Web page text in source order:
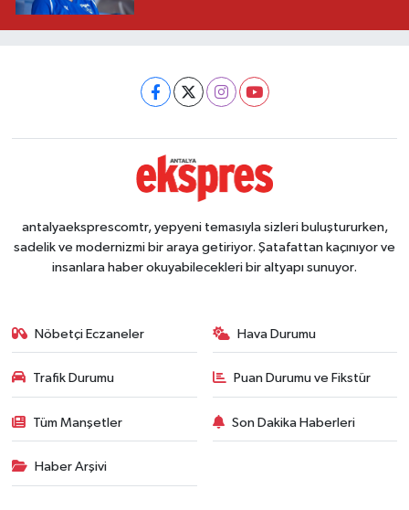
antalyaeksprescomtr, yepyeni temasıyla sizleri buluştururken,
sadelik ve modernizmi bir araya getiriyor. Şatafattan kaçınıyor ve
insanlara haber okuyabilecekleri bir altyapı sunuyor.
Nöbetçi Eczaneler Hava Durumu
Trafik Durumu Puan Durumu ve Fikstür
Tüm Manşetler Son Dakika Haberleri
Haber Arşivi